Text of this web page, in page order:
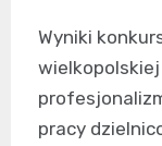
Wyniki
pracy